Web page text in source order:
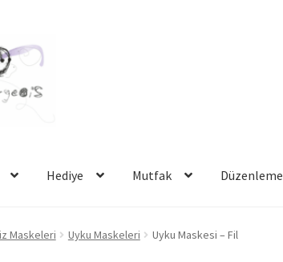
Hediye Mutfak Düzenleme
Maskeleri Uyku Maskeleri Uyku Maskesi – Fil